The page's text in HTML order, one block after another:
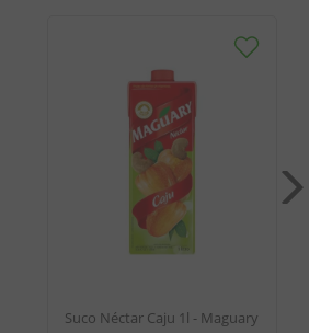
Suco Néctar Caju 1l - Maguary